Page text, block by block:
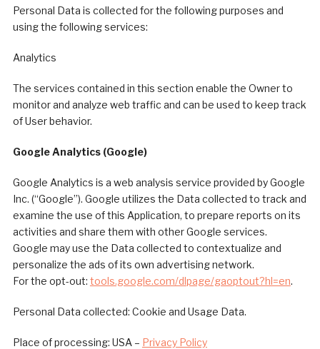
Personal Data is collected for the following purposes and
using the following services:
Analytics
The services contained in this section enable the Owner to
monitor and analyze web traffic and can be used to keep track
of User behavior.
Google Analytics (Google)
Google Analytics is a web analysis service provided by Google
Inc. (“Google”). Google utilizes the Data collected to track and
examine the use of this Application, to prepare reports on its
activities and share them with other Google services.
Google may use the Data collected to contextualize and
personalize the ads of its own advertising network.
For the opt-out: tools.google.com/dlpage/gaoptout?hl=en.
Personal Data collected: Cookie and Usage Data.
Place of processing: USA – Privacy Policy